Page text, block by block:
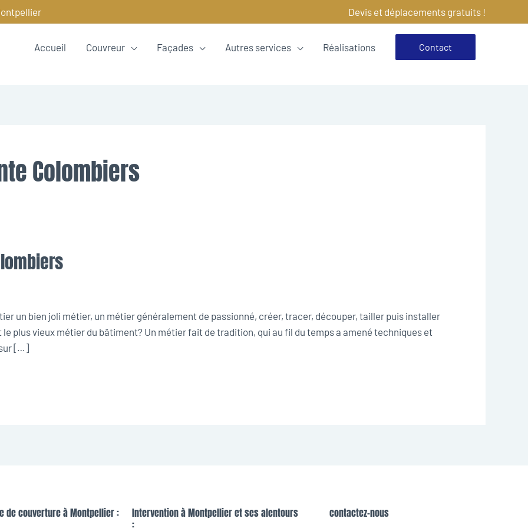
Devis et déplacements gratuits !
Accueil Couvreur Façades Autres services Réalisations Contact
Colombiers
un bien joli métier, un métier généralement de passionné, créer, tracer, découper, tailler puis installer
le plus vieux métier du bâtiment? Un métier fait de tradition, qui au fil du temps a amené techniques et
[…]
de couverture à Montpellier :
Intervention à Montpellier et ses alentours
:
contactez-nous